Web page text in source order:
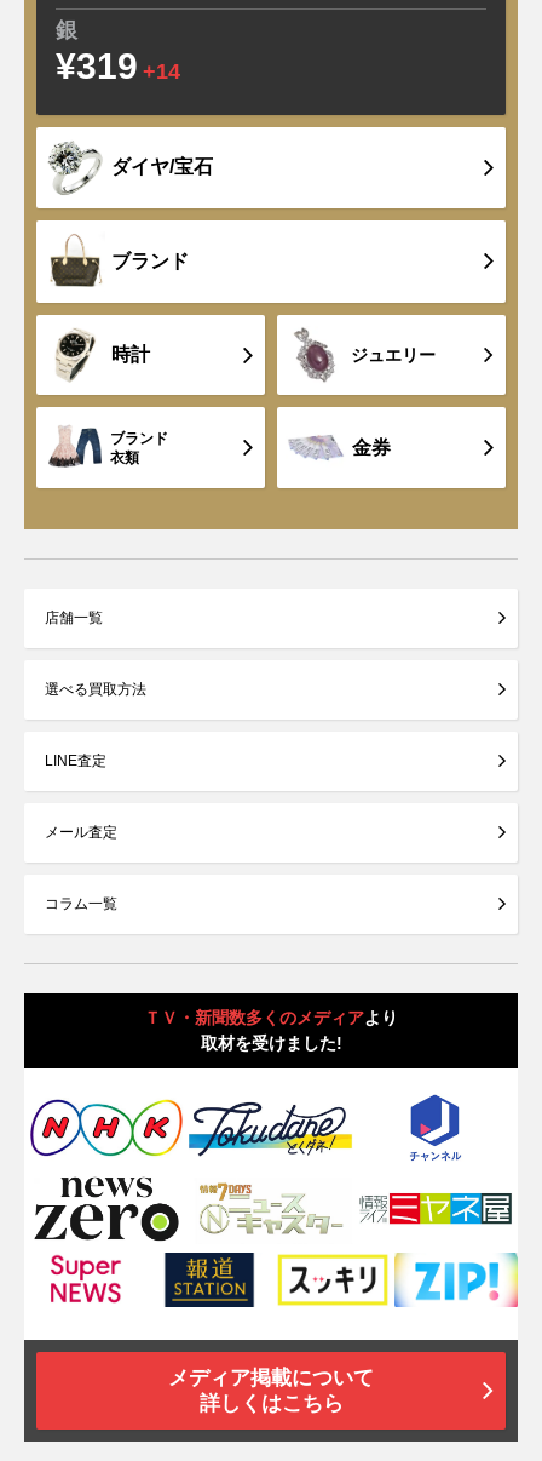
銀
¥319 +14
ダイヤ/宝石
ブランド
時計 ジュエリー
ブランド
衣類
金券
店舗一覧
選べる買取方法
LINE査定
メール査定
コラム一覧
ＴＶ・新聞数多くのメディアより
取材を受けました!
メディア掲載について
詳しくはこちら